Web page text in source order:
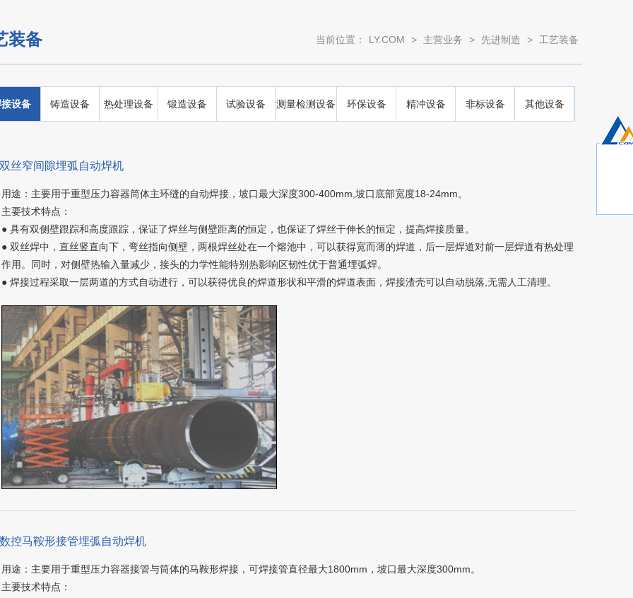
装备 当前位置： LY.COM > 主营业务 > 先进制造 > 工艺装备
设备 铸造设备 热处理设备 锻造设备 试验设备 测量检测设备 环保设备 精冲设备 非标设备 其他设备
丝窄间隙埋弧自动焊机
用途：主要用于重型压力容器筒体主环缝的自动焊接，坡口最大深度300-400mm,坡口底部宽度18-24mm。
主要技术特点：
● 具有双侧壁跟踪和高度跟踪，保证了焊丝与侧壁距离的恒定，也保证了焊丝干伸长的恒定，提高焊接质量。
● 双丝焊中，直丝竖直向下，弯丝指向侧壁，两根焊丝处在一个熔池中，可以获得宽而薄的焊道，后一层焊道对前一层焊道有热处理
作用。同时，对侧壁热输入量减少，接头的力学性能特别热影响区韧性优于普通埋弧焊。
● 焊接过程采取一层两道的方式自动进行，可以获得优良的焊道形状和平滑的焊道表面，焊接渣壳可以自动脱落,无需人工清理。
控马鞍形接管埋弧自动焊机
用途：主要用于重型压力容器接管与筒体的马鞍形焊接，可焊接管直径最大1800mm，坡口最大深度300mm。
主要技术特点：